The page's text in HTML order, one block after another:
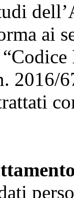
ai
2016/